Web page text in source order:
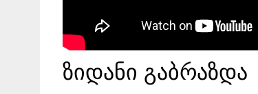
ზიდანი გაბრაზდა